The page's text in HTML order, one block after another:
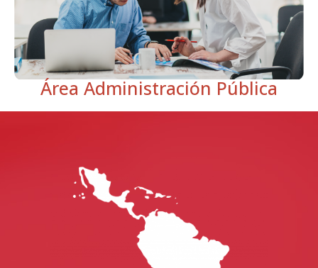
Área Administración Pública